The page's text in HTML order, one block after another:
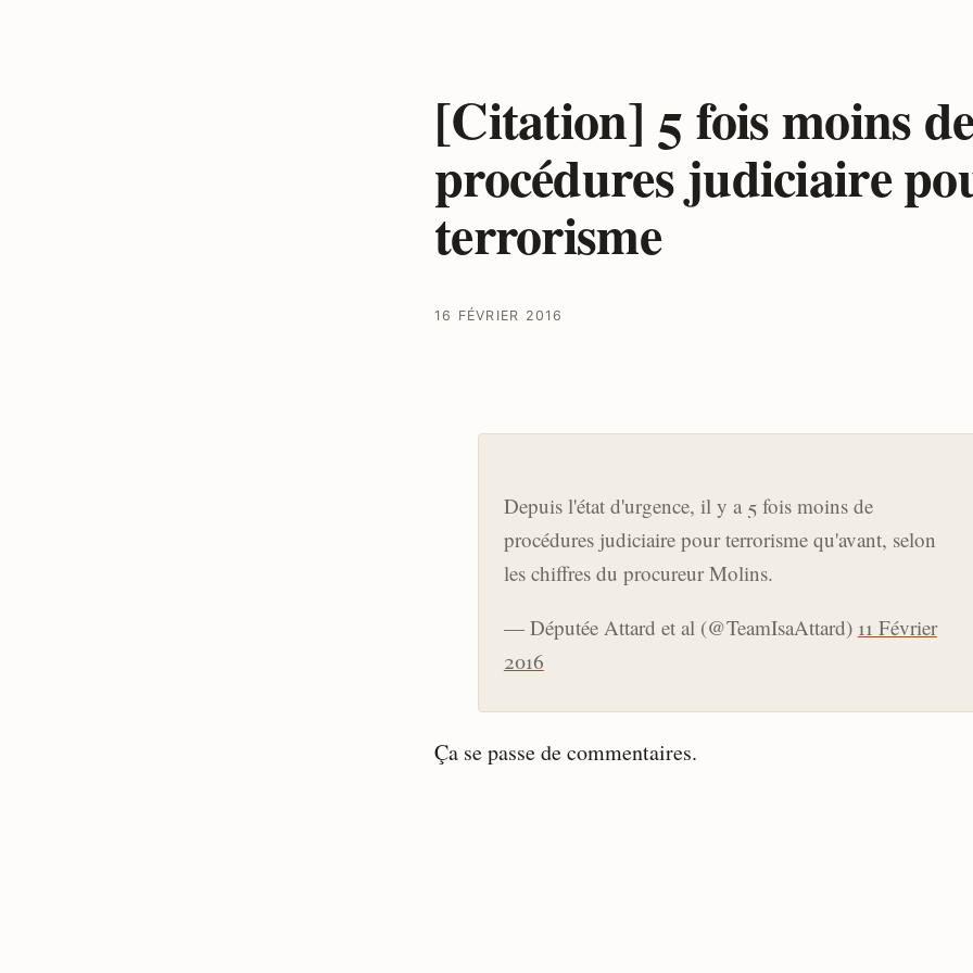
[Citation] 5 fois moins
procédures judiciaire
terrorisme
16 FÉVRIER 2016
Depuis l'état d'urgence, il y a 5 fois moins de
procédures judiciaire pour terrorisme qu'avant, selon
les chiffres du procureur Molins.
— Députée Attard et al (@TeamIsaAttard) 11 Février
2016
Ça se passe de commentaires.